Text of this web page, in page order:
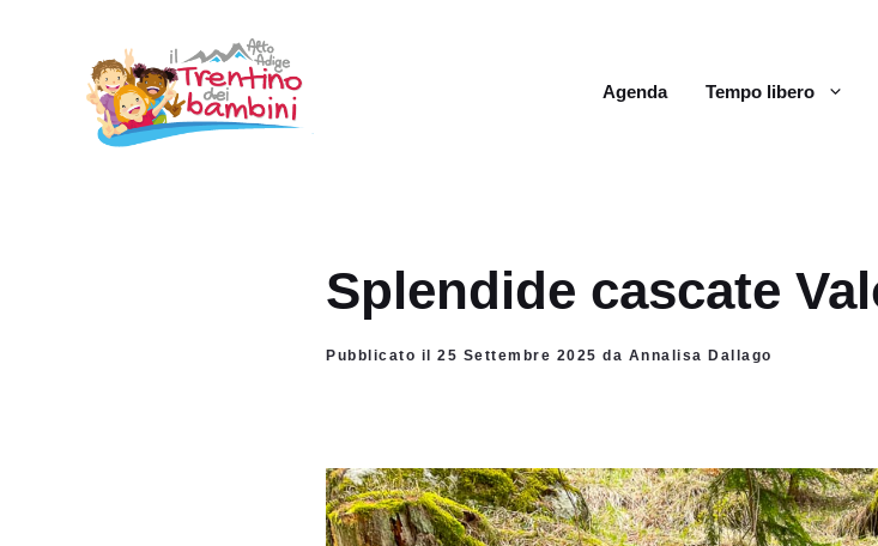
contenuto
Agenda Tempo libero
Splendide cascate
Pubblicato il 25 Settembre 2025 da Annalisa Dallago